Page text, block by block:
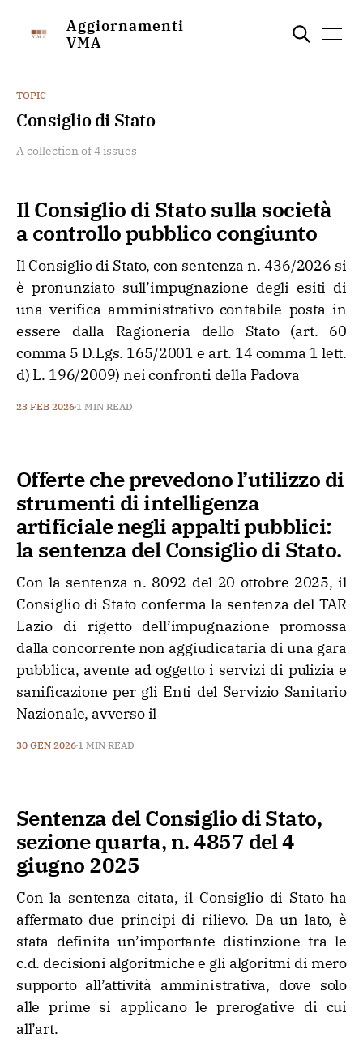
Aggiornamenti
VMA
TOPIC
Consiglio di Stato
A collection of 4 issues
Il Consiglio di Stato sulla società
a controllo pubblico congiunto
Il Consiglio di Stato, con sentenza n. 436/2026 si
è pronunziato sull’impugnazione degli esiti di
una verifica amministrativo-contabile posta in
essere dalla Ragioneria dello Stato (art. 60
comma 5 D.Lgs. 165/2001 e art. 14 comma 1 lett.
d) L. 196/2009) nei confronti della Padova
23 FEB 2026 1 MIN READ
Offerte che prevedono l’utilizzo di
strumenti di intelligenza
artificiale negli appalti pubblici:
la sentenza del Consiglio di Stato.
Con la sentenza n. 8092 del 20 ottobre 2025, il
Consiglio di Stato conferma la sentenza del TAR
Lazio di rigetto dell’impugnazione promossa
dalla concorrente non aggiudicataria di una gara
pubblica, avente ad oggetto i servizi di pulizia e
sanificazione per gli Enti del Servizio Sanitario
Nazionale, avverso il
30 GEN 2026 1 MIN READ
Sentenza del Consiglio di Stato,
sezione quarta, n. 4857 del 4
giugno 2025
Con la sentenza citata, il Consiglio di Stato ha
affermato due principi di rilievo. Da un lato, è
stata definita un’importante distinzione tra le
c.d. decisioni algoritmiche e gli algoritmi di mero
supporto all’attività amministrativa, dove solo
alle prime si applicano le prerogative di cui
all’art.